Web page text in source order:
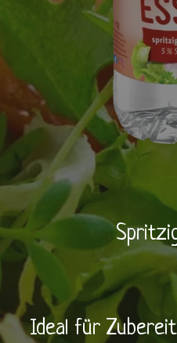
SHOP
Ideal für